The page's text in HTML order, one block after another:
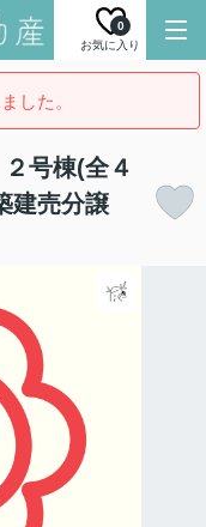
お気に入り
0
した。
号棟(全４
売分譲